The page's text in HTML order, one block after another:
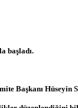
başladı.
Başkanı